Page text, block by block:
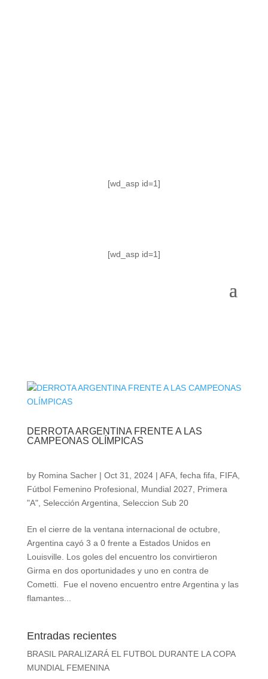
[wd_asp id=1]
[wd_asp id=1]
DERROTA ARGENTINA FRENTE A LAS
CAMPEONAS OLÍMPICAS
by Romina Sacher| Oct 31, 2024| AFA, fecha fifa FIFA,
Fútbol Femenino Profesional, Mundial 2027
Primera
"A", Selección Argentina Seleccion Sub 20
En el cierre de la ventana internacional de octubre,
Argentina cayó 3 a 0 frente a Estados Unidos en
Louisville. Los goles del encuentro los convirtieron
Girma en dos oportunidades y uno en contra de
Cometti. Fue el noveno encuentro entre Argentina y las
flamantes...
Entradas recientes
BRASIL PARALIZARÁ EL FUTBOL DURANTE LA COPA
MUNDIAL FEMENINA